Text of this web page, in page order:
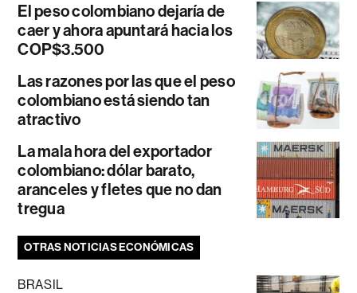
El peso colombiano dejaría de
caer y ahora apuntará hacia los
COP$3.500
Las razones por las que el peso
colombiano está siendo tan
atractivo
La mala hora del exportador
colombiano: dólar barato,
aranceles y fletes que no dan
tregua
OTRAS NOTICIAS ECONÓMICAS
BRASIL